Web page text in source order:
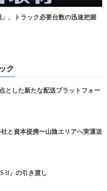
、トラック必要台数の迅速把握
ク
とした新たな配送プラットフォー
と資本提携〜山陰エリアへ実運送
II」の引き渡し